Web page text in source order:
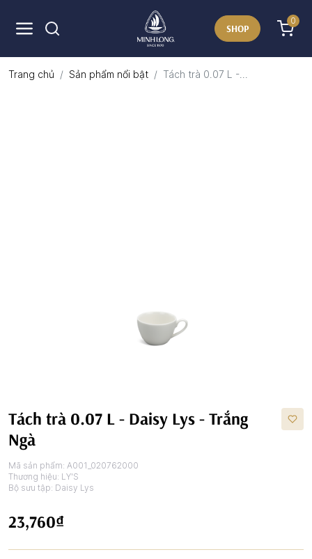
SHOP
0
Trang chủ Sản phẩm nổi bật Tách trà 0.07 L -...
Tách trà 0.07 L - Daisy Lys - Trắng
Ngà
Mã sản phẩm: A001_020762000
Thương hiệu: LY'S
Bộ sưu tập: Daisy Lys
23,760₫